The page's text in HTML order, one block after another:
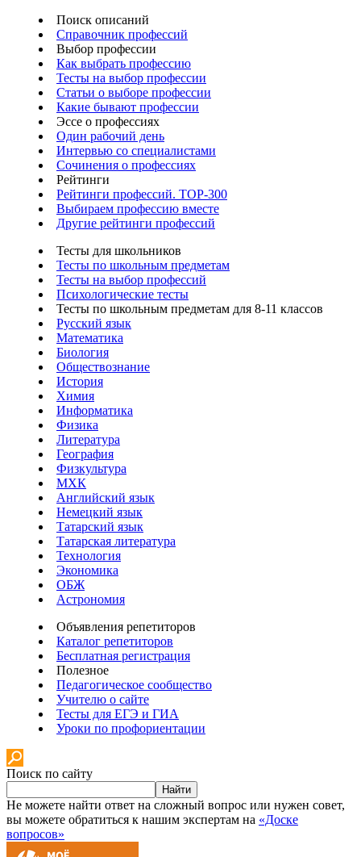
Поиск описаний
Справочник профессий
Выбор профессии
Как выбрать профессию
Тесты на выбор профессии
Статьи о выборе профессии
Какие бывают профессии
Эссе о профессиях
Один рабочий день
Интервью со специалистами
Сочинения о профессиях
Рейтинги
Рейтинги профессий. TOP-300
Выбираем профессию вместе
Другие рейтинги профессий
Тесты для школьников
Тесты по школьным предметам
Тесты на выбор профессий
Психологические тесты
Тесты по школьным предметам для 8-11 классов
Русский язык
Математика
Биология
Обществознание
История
Химия
Информатика
Физика
Литература
География
Физкультура
МХК
Английский язык
Немецкий язык
Татарский язык
Татарская литература
Технология
Экономика
ОБЖ
Астрономия
Объявления репетиторов
Каталог репетиторов
Бесплатная регистрация
Полезное
Педагогическое сообщество
Учителю о сайте
Тесты для ЕГЭ и ГИА
Уроки по профориентации
Поиск по сайту
Найти
Не можете найти ответ на сложный вопрос или нужен совет,
вы можете обратиться к нашим экспертам на «Доске
вопросов»